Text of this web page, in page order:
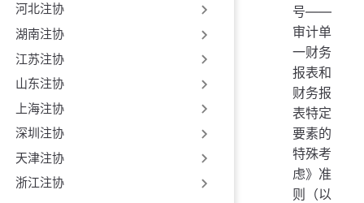
河北注协
湖南注协
江苏注协
山东注协
上海注协
深圳注协
天津注协
浙江注协
号——
审计单
一财务
报表和
财务报
表特定
要素的
特殊考
虑》准
则（以